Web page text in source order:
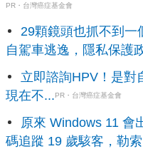
PR・台灣癌症基金會
29顆鏡頭也抓不到一
自駕車逃逸，隱私保護
立即諮詢HPV！是對
現在不...PR・台灣癌症基金會
原來 Windows 11 會
碼追蹤 19 歲駭客，勒